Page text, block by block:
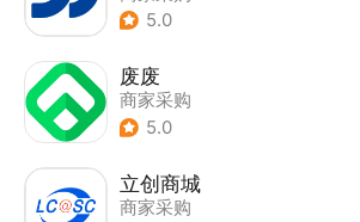
5.0
废废
商家采购
5.0
立创商城
商家采购